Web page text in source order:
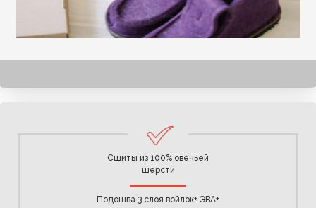
Сшиты из 100% овечьей
шерсти
Подошва 3 слоя войлок+ ЭВА+